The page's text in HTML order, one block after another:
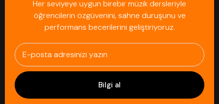
Her seviyeye uygun birebir müzik dersleriyle
öğrencilerin özgüvenini, sahne duruşunu ve
performans becerilerini geliştiriyoruz.
Bilgi al